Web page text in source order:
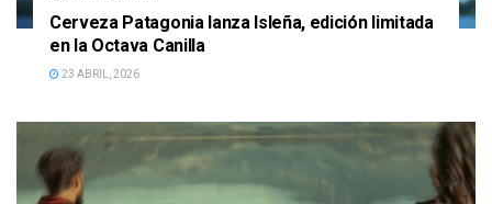
Cerveza Patagonia lanza Isleña, edición limitada
en la Octava Canilla
23 ABRIL, 2026